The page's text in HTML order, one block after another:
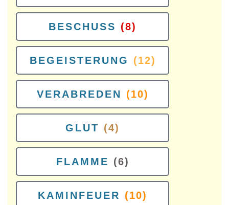
BESCHUSS (8)
BEGEISTERUNG (12)
VERABREDEN (10)
GLUT (4)
FLAMME (6)
KAMINFEUER (10)